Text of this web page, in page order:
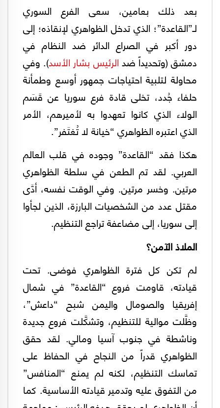
بعد ذلك بعامين، سعى الفرع السوري
لـ”القاعدة”؛ الذي تدخل الظواهري لإنقاذه؛ إلى
دور أكبر في الصراع الدائر ضد النظام في
دمشق (وتحديداً ضدالرئيس بشار الأسد). وفي
محاولة لتلبية احتياجات جمهور أوسع وطمأنة
حلفاء جُدد، تخلى قادة فرع سوريا عن قَسَم
الولاء الذي كانوا تعهدوا به لأميرهم، الأمر
الذي اعتبره الظواهري “خيانة لا تُغتَفر”.
هكذا فقد “القاعدة” وجوده في قلب العالم
العربي. لقد تم الطعن في سلطة الظواهري
مرتين. وخسر مرتين. وفي الوقت نفسه، أدَّى
مقتل عدد من الشخصيات البارزة، الذين لجأوا
إلى سوريا، إلى مضاعفة تراجع التنظيم.
الملاذ الآمن؟
لم تكن كل فترة الظواهري فوضى. تحت
قيادته، قاومت فروع “القاعدة” في شمال
إفريقيا والصومال واليمن شبح “داعش”،
وظَّلت موالية للتنظيم، وتشكَّلت فروع جديدة
وناشطة في جنوب آسيا ومالي. لقد حقق
الظواهري قدراً من النجاح في الحفاظ على
تماسك التنظيم، لكنه لم يمنع “المنافس”
من التفوق عليه وتدمير قيادته الأساسية. كما